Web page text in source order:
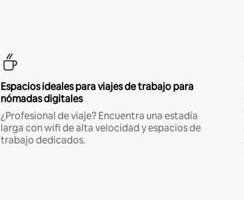
Espacios ideales para viajes de trabajo para
nómadas digitales
¿Profesional de viaje? Encuentra una estadía
larga con wifi de alta velocidad y espacios de
trabajo dedicados.